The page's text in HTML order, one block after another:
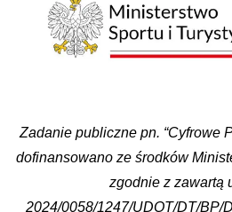
Zadanie publiczne pn. “Cyfrowe
dofinansowano ze środków
zgodnie z zawartą
2024/0058/1247/UDOT/DT/BP/